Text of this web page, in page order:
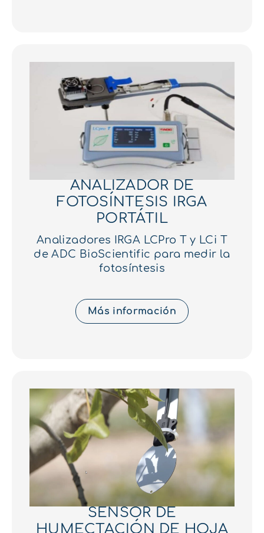
ANALIZADOR DE
FOTOSÍNTESIS IRGA
PORTÁTIL
Analizadores IRGA LCPro T y LCi T
de ADC BioScientific para medir la
fotosíntesis
Más información
SENSOR DE
HUMECTACIÓN DE HOJA